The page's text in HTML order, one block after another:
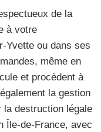
de la
à votre
Yvette ou dans ses
même en
et procèdent à
la gestion
destruction légale
Île-de-France, avec